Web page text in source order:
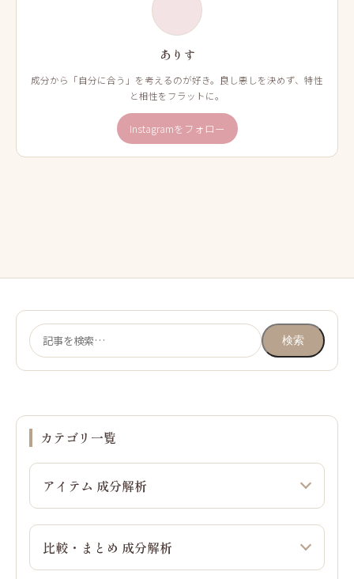
ありす
成分から「自分に合う」を考えるのが好き。良し悪しを決めず、特性
と相性をフラットに。
Instagramをフォロー
検
索:
検索
カテゴリ一覧
アイテム 成分解析
比較・まとめ 成分解析